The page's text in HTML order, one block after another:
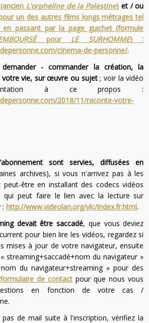
L'orpheline de la Palestine) et / ou
un des autres films longs métrages tel
passant par la page guichet (formule
pour LE SURHOMME) :
cinema-de-personne/.
- commander la création, la
vie, sur œuvre ou sujet; voir la vidéo
à ce propos :
2018/11/raconte-votre-
sont servies, diffusées en
archives), si vous n'arrivez pas à les
être en installant des codecs vidéos
qui peut faire le lien avec la lecture sur
: http://www.videolan.org/vlc/index.fr.html.
devait être saccadé, que vous deviez
pour bien lire les vidéos, regardez si
mises à jour de votre navigateur, ensuite
streaming+saccadé+nom du navigateur »
du navigateur+streaming » pour des
formulaire de contact pour que nous vous
en fonction de votre cas /
de mail suite à l'inscription, vérifiez la